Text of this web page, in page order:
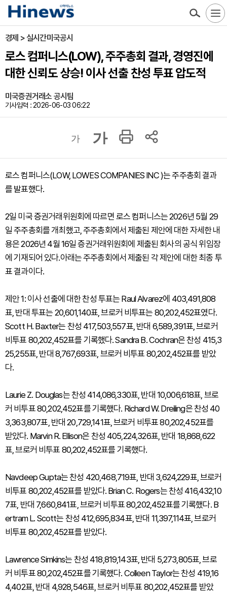
경제 > 실시간미국공시
로스 컴퍼니스(LOW), 주주총회 결과, 경영진에
대한 신뢰도 상승! 이사 선출 찬성 투표 압도적
미국증권거래소 공시팀
기사입력 : 2026-06-03 06:22
가 가
로스 컴퍼니스(LOW, LOWES COMPANIES INC )는 주주총회 결과
를 발표했다.
2일 미국 증권거래위원회에 따르면 로스 컴퍼니스는 2026년 5월 29
일 주주총회를 개최했고, 주주총회에서 제출된 제안에 대한 자세한 내
용은 2026년 4월 16일 증권거래위원회에 제출된 회사의 공식 위임장
에 기재되어 있다.아래는 주주총회에서 제출된 각 제안에 대한 최종 투
표 결과이다.
제안 1: 이사 선출에 대한 찬성 투표는 Raul Alvarez에 403,491,808
표, 반대 투표는 20,601,140표, 브로커 비투표는 80,202,452표였다.
Scott H. Baxter는 찬성 417,503,557표, 반대 6,589,391표, 브로커
비투표 80,202,452표를 기록했다. Sandra B. Cochran은 찬성 415,3
25,255표, 반대 8,767,693표, 브로커 비투표 80,202,452표를 받았
다.
Laurie Z. Douglas는 찬성 414,086,330표, 반대 10,006,618표, 브로
커 비투표 80,202,452표를 기록했다. Richard W. Dreiling은 찬성 40
3,363,807표, 반대 20,729,141표, 브로커 비투표 80,202,452표를
받았다. Marvin R. Ellison은 찬성 405,224,326표, 반대 18,868,622
표, 브로커 비투표 80,202,452표를 기록했다.
Navdeep Gupta는 찬성 420,468,719표, 반대 3,624,229표, 브로커
비투표 80,202,452표를 받았다. Brian C. Rogers는 찬성 416,432,10
7표, 반대 7,660,841표, 브로커 비투표 80,202,452표를 기록했다. B
ertram L. Scott는 찬성 412,695,834표, 반대 11,397,114표, 브로커
비투표 80,202,452표를 받았다.
Lawrence Simkins는 찬성 418,819,143표, 반대 5,273,805표, 브로
커 비투표 80,202,452표를 기록했다. Colleen Taylor는 찬성 419,16
4,402표, 반대 4,928,546표, 브로커 비투표 80,202,452표를 받았